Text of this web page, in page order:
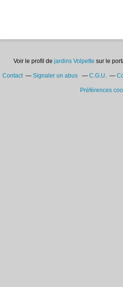
Voir le profil de jardins Volpette sur le
Contact Signaler un abus C.G.U.
Préférences